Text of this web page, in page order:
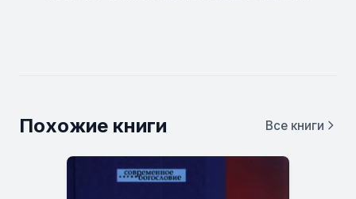
Похожие книги Все книги